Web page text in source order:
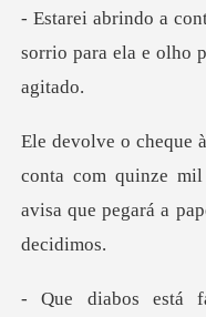
Estarei abrindo a
sorri
nta com quinze
avisa q